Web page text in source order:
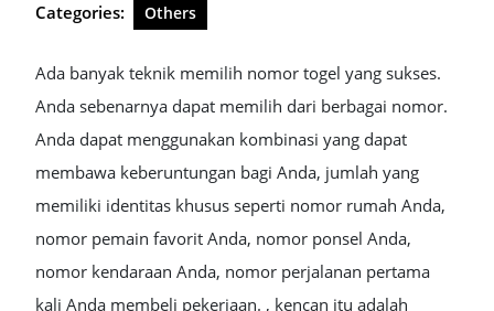
Categories: Others
Ada banyak teknik memilih nomor togel yang sukses.
Anda sebenarnya dapat memilih dari berbagai nomor.
Anda dapat menggunakan kombinasi yang dapat
membawa keberuntungan bagi Anda, jumlah yang
memiliki identitas khusus seperti nomor rumah Anda,
nomor pemain favorit Anda, nomor ponsel Anda,
nomor kendaraan Anda, nomor perjalanan pertama
kali Anda membeli pekerjaan. , kencan itu adalah